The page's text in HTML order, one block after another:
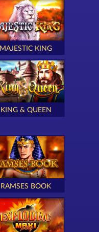
MAJESTIC KING
KING & QUEEN
RAMSES BOOK